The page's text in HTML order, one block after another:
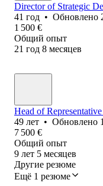
Director of Strategic
41 год • Обновлено
1 500 €
Общий опыт
21 год 8 месяцев
Head of
49 лет • Обновлено
7 500 €
Общий опыт
9 лет 5 месяцев
Другие резюме
Ещё 1 резюме